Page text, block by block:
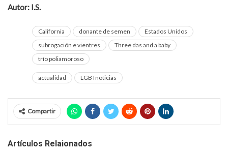
Autor: I.S.
California donante de semen
Estados Unidos
subrogación e vientres
Three das and a baby
trío poliamoroso
actualidad LGBTnoticias
Compartir
Artículos Relaionados